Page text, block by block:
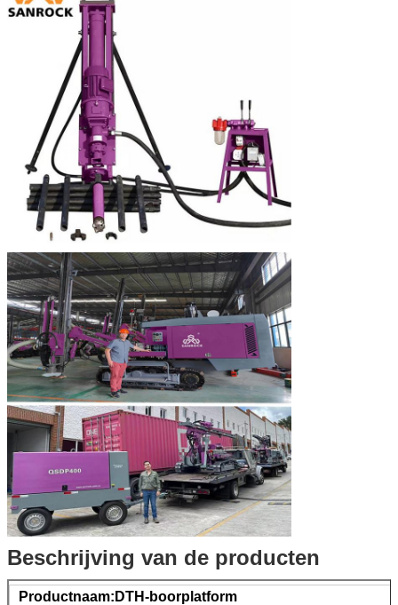
Beschrijving van de producten
Productnaam:DTH-boorplatform